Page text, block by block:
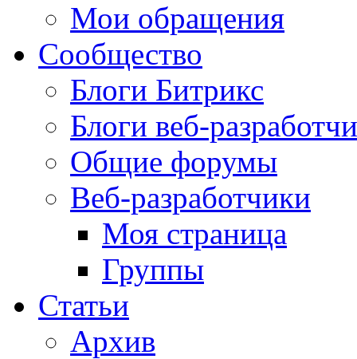
Мои обращения
Сообщество
Блоги Битрикс
Блоги веб-
Общие форумы
Веб-разработчики
Моя страница
Группы
Статьи
Архив